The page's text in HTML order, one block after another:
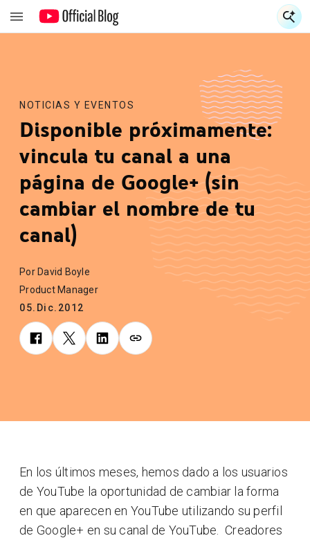
NOTICIAS Y EVENTOS
Disponible próximamente:
vincula tu canal a una
página de Google+ (sin
cambiar el nombre de tu
canal)
Por David Boyle
Product Manager
05.Dic.2012
En los últimos meses, hemos dado a los usuarios
de YouTube la oportunidad de cambiar la forma
en que aparecen en YouTube utilizando su perfil
de Google+ en su canal de YouTube. Creadores